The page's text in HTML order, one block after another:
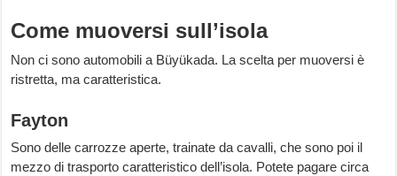
Come muoversi sull’isola
Non ci sono automobili a Büyükada. La scelta per muoversi è
ristretta, ma caratteristica.
Fayton
Sono delle carrozze aperte, trainate da cavalli, che sono poi il
mezzo di trasporto caratteristico dell’isola. Potete pagare circa